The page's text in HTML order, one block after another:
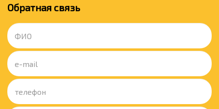
Обратная связь